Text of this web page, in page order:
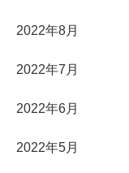
2022年8月
2022年7月
2022年6月
2022年5月